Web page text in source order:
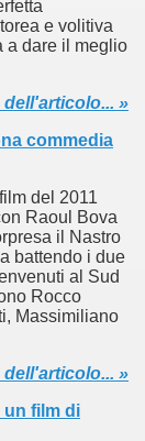
e volitiva
a dare il meglio
»
commedia
del 2011
Raoul Bova
il Nastro
battendo i due
al Sud
Rocco
Massimiliano
»
un film di
è anche